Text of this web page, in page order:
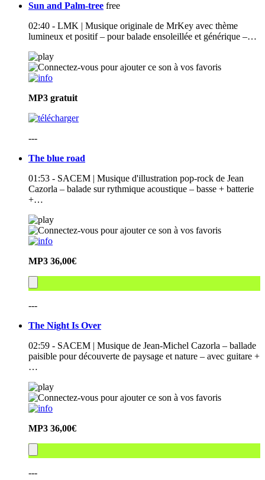
Sun and Palm-tree free
02:40 - LMK | Musique originale de MrKey avec thème
lumineux et positif – pour balade ensoleillée et générique –…
MP3 gratuit
---
The blue road
01:53 - SACEM | Musique d'illustration pop-rock de Jean
Cazorla – balade sur rythmique acoustique – basse + batterie
+…
MP3 36,00€
---
The Night Is Over
02:59 - SACEM | Musique de Jean-Michel Cazorla – ballade
paisible pour découverte de paysage et nature – avec guitare +
…
MP3 36,00€
---